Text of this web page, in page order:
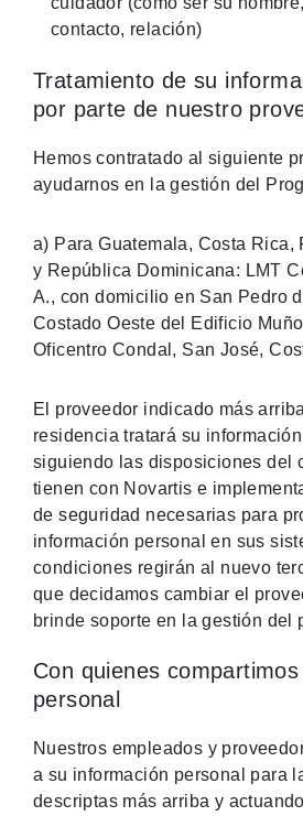
contacto, relación)
Tratamiento de su
por parte de nuestro
Hemos contratado al siguiente
ayudarnos en la gestión del
a) Para Guatemala, Costa Rica,
y República Dominicana: LMT
A., con domicilio en San Pedro
Costado Oeste del Edificio
Oficentro Condal, San José,
El proveedor indicado más
residencia tratará su información
siguiendo las disposiciones del
tienen con Novartis e
de seguridad necesarias para
información personal en sus
condiciones regirán al nuevo
que decidamos cambiar el
brinde soporte en la gestión del
Con quienes
personal
Nuestros empleados y
a su información personal para
descriptas más arriba y